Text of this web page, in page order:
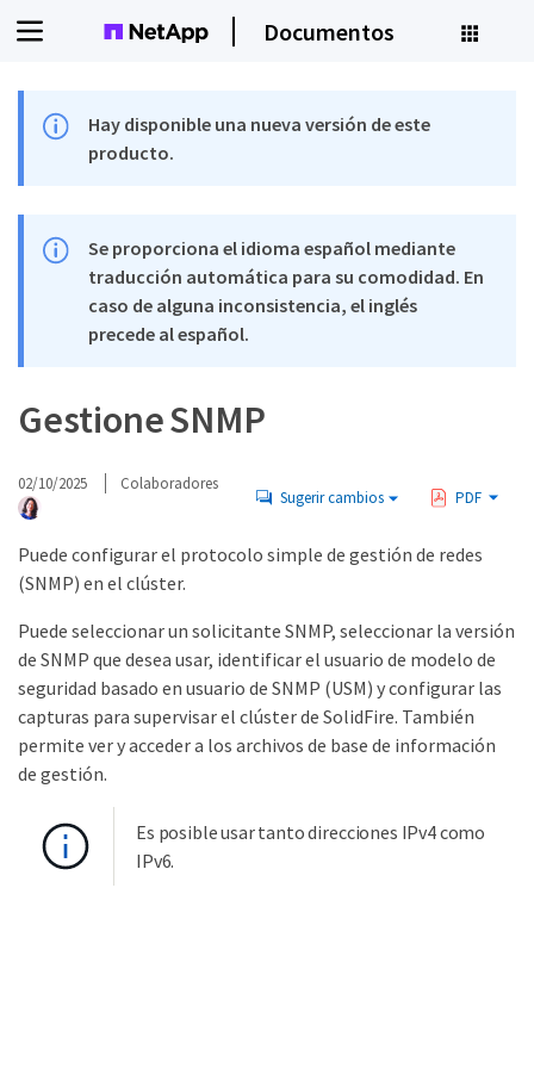
Documentos
Hay disponible una nueva versión de este
producto.
Se proporciona el idioma español mediante
traducción automática para su comodidad. En
caso de alguna inconsistencia, el inglés
precede al español.
Gestione SNMP
02/10/2025 Colaboradores
Sugerir cambios PDF
Puede configurar el protocolo simple de gestión de redes
(SNMP) en el clúster.
Puede seleccionar un solicitante SNMP, seleccionar la versión
de SNMP que desea usar, identificar el usuario de modelo de
seguridad basado en usuario de SNMP (USM) y configurar las
capturas para supervisar el clúster de SolidFire. También
permite ver y acceder a los archivos de base de información
de gestión.
Es posible usar tanto direcciones IPv4 como
IPv6.